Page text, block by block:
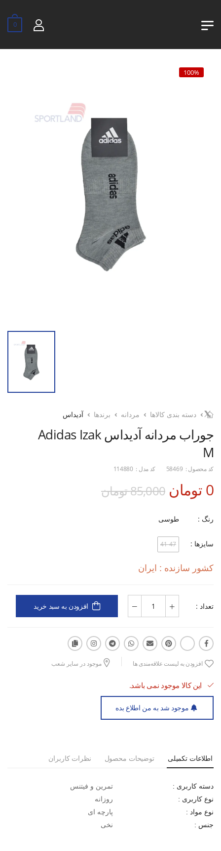
0
100%
دسته بندی کالاها مردانه برندها آدیداس
جوراب مردانه آدیداس Adidas Izak
M
کد محصول : 58469 کد مدل : 114880
0 تومان 85,000 تومان
رنگ : طوسی
سایزها : 41-47
کشور سازنده : ایران
تعداد : افزودن به سبد خرید
افزودن به لیست علاقه‌مندی ها موجود در سایر شعب
این کالا موجود نمی باشد.
موجود شد به من اطلاع بده
اطلاعات تکمیلی توضیحات محصول نظرات کاربران
دسته کاربری : تمرین و فیتنس
نوع کاربری : روزانه
نوع مواد : پارچه ای
جنس : نخی